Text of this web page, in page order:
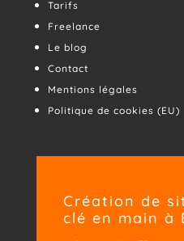
Tarifs
Freelance
Le blog
Contact
Mentions légales
Politique de cookies (EU)
Création de
clé en main à